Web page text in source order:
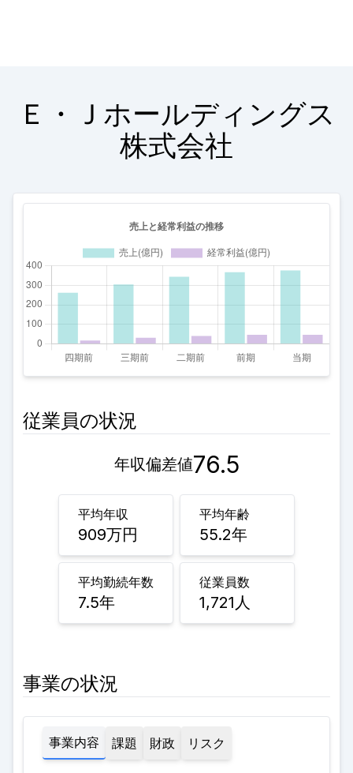
Ｅ・Ｊホールディングス
株式会社
従業員の状況
年収偏差値76.5
平均年収
909万円
平均年齢
55.2年
平均勤続年数
7.5年
従業員数
1,721 人
事業の状況
事業内容 課題 財政 リスク